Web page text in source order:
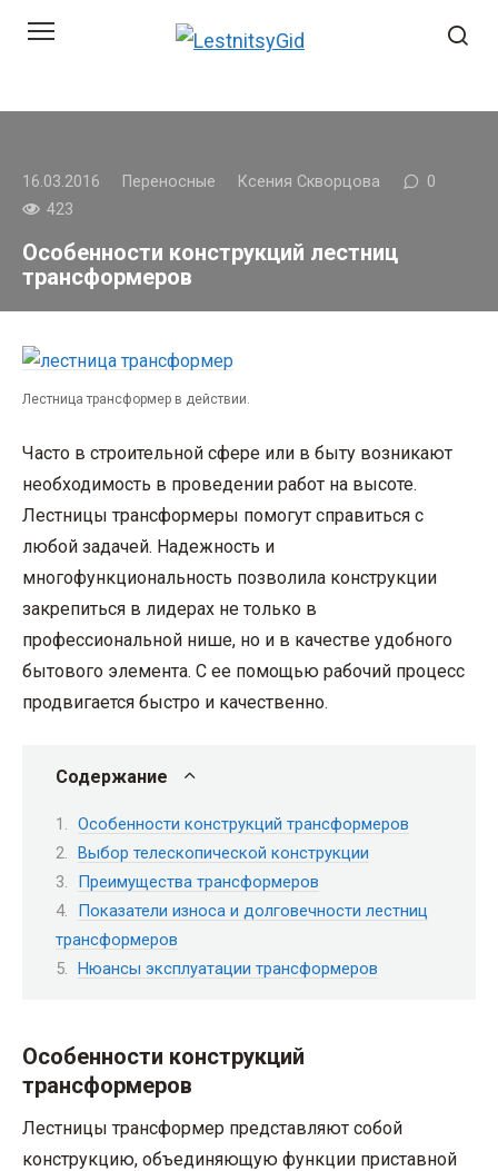
16.03.2016 Переносные Ксения Скворцова
0
423
Особенности конструкций лестниц
трансформеров
Лестница трансформер в действии.
Часто в строительной сфере или в быту возникают
необходимость в проведении работ на высоте.
Лестницы трансформеры помогут справиться с
любой задачей. Надежность и
многофункциональность позволила конструкции
закрепиться в лидерах не только в
профессиональной нише, но и в качестве удобного
бытового элемента. С ее помощью рабочий процесс
продвигается быстро и качественно.
Содержание
Особенности конструкций трансформеров
Выбор телескопической конструкции
Преимущества трансформеров
Показатели износа и долговечности лестниц
трансформеров
Нюансы эксплуатации трансформеров
Особенности конструкций
трансформеров
Лестницы трансформер представляют собой
конструкцию, объединяющую функции приставной